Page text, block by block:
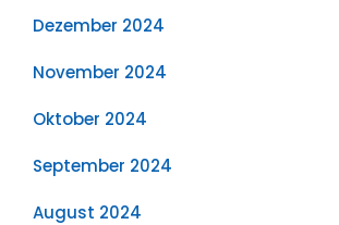
Dezember 2024
November 2024
Oktober 2024
September 2024
August 2024